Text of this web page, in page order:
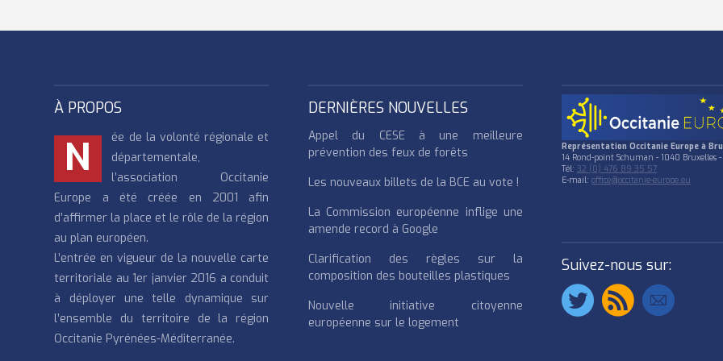
À PROPOS
N
ée de la volonté régionale et
départementale,
l’association Occitanie
Europe a été créée en 2001 afin
d’affirmer la place et le rôle de la région
au plan européen.
L’entrée en vigueur de la nouvelle carte
territoriale au 1er janvier 2016 a conduit
à déployer une telle dynamique sur
l’ensemble du territoire de la région
Occitanie Pyrénées-Méditerranée.
DERNIÈRES NOUVELLES
Appel du CESE à une meilleure
prévention des feux de forêts
Les nouveaux billets de la BCE au vote !
La Commission européenne inflige une
amende record à Google
Clarification des règles sur la
composition des bouteilles plastiques
Nouvelle initiative citoyenne
européenne sur le logement
Représentation Occitanie Europe à
14 Rond-point Schuman - 1040 Bruxelles
Tél:32 (0) 476 89 35 57
E-mail:office@occitanie-europe.eu
Suivez-nous sur: